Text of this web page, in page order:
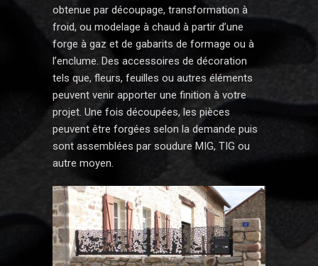
obtenue par découpage, transformation à
froid, ou modelage à chaud à partir d’une
forge à gaz et de gabarits de formage ou à
l’enclume. Des accessoires de décoration
tels que, fleurs, feuilles ou autres éléments
peuvent venir apporter une finition à votre
projet. Une fois découpées, les pièces
peuvent être forgées selon la demande puis
sont assemblées par soudure MIG, TIG ou
autre moyen.